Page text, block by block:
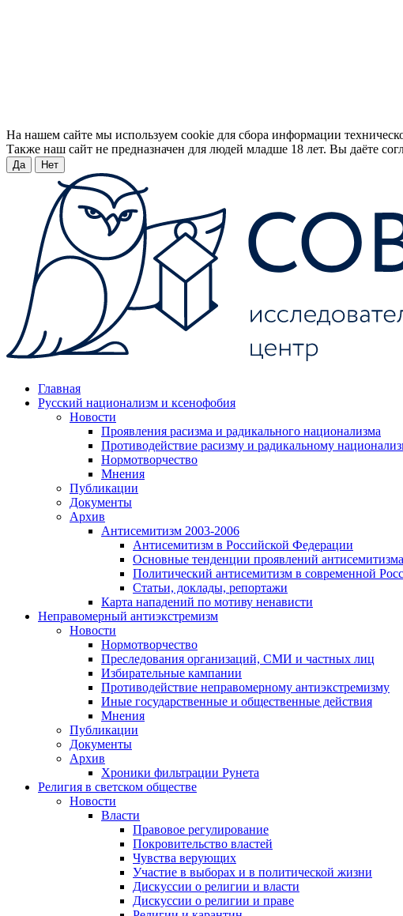
На нашем сайте мы используем cookie для сбора информации
Также наш сайт не предназначен для людей младше 18 лет. Вы даёте
Да Нет
Главная
Русский национализм и ксенофобия
Новости
Проявления расизма и радикального национализма
Противодействие расизму и радикальному
Нормотворчество
Мнения
Публикации
Документы
Архив
Антисемитизм 2003-2006
Антисемитизм в Российской Федерации
Основные тенденции проявлений
Политический антисемитизм в современной
Статьи, доклады, репортажи
Карта нападений по мотиву ненависти
Неправомерный антиэкстремизм
Новости
Нормотворчество
Преследования организаций, СМИ и частных лиц
Избирательные кампании
Противодействие неправомерному антиэкстремизму
Иные государственные и общественные действия
Мнения
Публикации
Документы
Архив
Хроники фильтрации Рунета
Религия в светском обществе
Новости
Власти
Правовое регулирование
Покровительство властей
Чувства верующих
Участие в выборах и в политической жизни
Дискуссии о религии и власти
Дискуссии о религии и праве